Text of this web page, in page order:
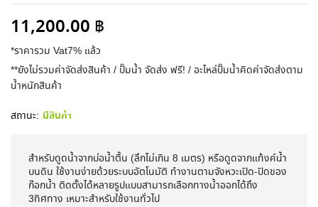
11,200.00 ฿
*ราคารวม Vat7% แล้ว
**ยังไม่รวมค่าจัดส่งสินค้า / ปั๊มน้ำ จัดส่ง ฟรี! / อะไหล่ปั๊มน้ำคิดค่าจัดส่งตาม
น้ำหนักสินค้า
สถานะ: มีสินค้า
สำหรับดูดน้ำจากบ่อน้ำตื้น (ลึกไม่เกิน 8 เมตร) หรือดูดจากแท้งค์น้ำ
บนดิน ใช้งานง่ายด้วยระบบอัตโนมัติ ทำงานตามจังหวะเปิด-ปิดของ
ก๊อกน้ำ ติดตั้งได้หลายรูปแบบสามารถเลือกทางน้ำออกได้ถึง
3ทิศทาง เหมาะสำหรับใช้งานทั่วไป